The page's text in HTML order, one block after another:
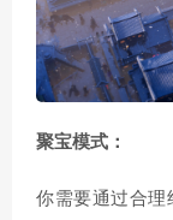
聚宝模式：
你需要通过合理